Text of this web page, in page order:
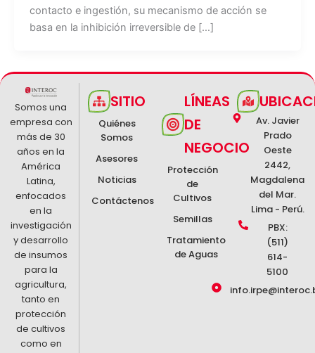
contacto e ingestión, su mecanismo de acción se
basa en la inhibición irreversible de […]
Somos una
empresa con
más de 30
años en la
América
Latina,
enfocados
en la
investigación
y desarrollo
de insumos
para la
agricultura,
tanto en
protección
de cultivos
como en
SITIO
Quiénes
Somos
Asesores
Noticias
Contáctenos
LÍNEAS
DE
NEGOCIO
Protección
de
Cultivos
Semillas
Tratamiento
de Aguas
Av. Javier
Prado
Oeste
2442,
Magdalena
del Mar.
Lima - Perú.
PBX:
(511)
614-
5100